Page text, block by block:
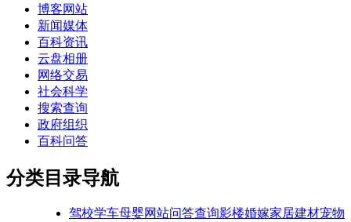
博客网站
新闻媒体
百科资讯
云盘相册
网络交易
社会科学
搜索查询
政府组织
百科问答
分类目录导航
驾校学车母婴网站问答查询影楼婚嫁家居建材宠物